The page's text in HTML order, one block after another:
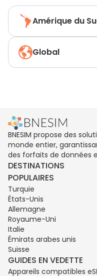
Amérique du
Global
BNESIM propose des
monde entier,
des forfaits de données
DESTINATIONS
POPULAIRES
Turquie
États-Unis
Allemagne
Royaume-Uni
Italie
Émirats arabes unis
Suisse
GUIDES EN VEDETTE
Appareils compatibles